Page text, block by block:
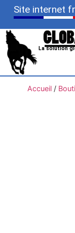
Site internet
La solution
Accueil/